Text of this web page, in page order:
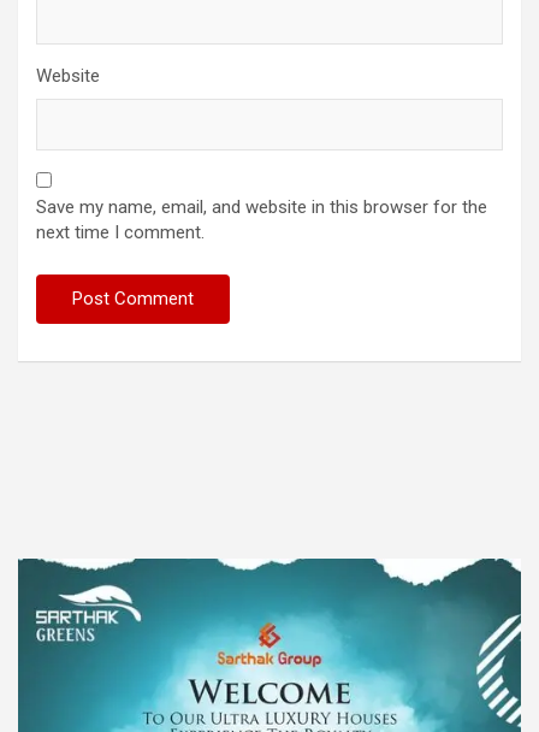
Website
Save my name, email, and website in this browser for the
next time I comment.